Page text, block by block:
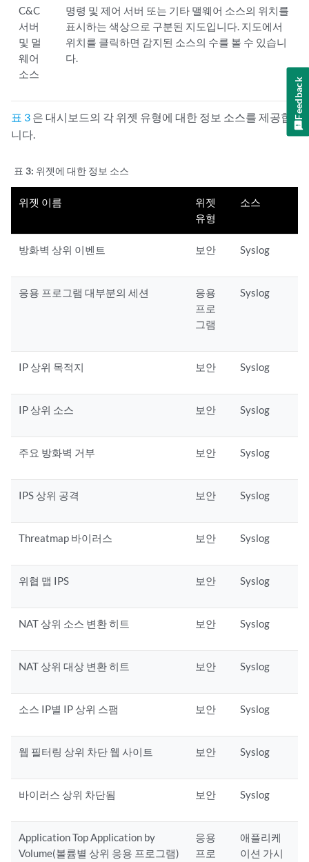
C&C
서버
및 멀
웨어
소스
명령 및 제어 서버 또는 기타 맬웨어 소스의 위치를
표시하는 색상으로 구분된 지도입니다. 지도에서
위치를 클릭하면 감지된 소스의 수를 볼 수 있습니
다.
표 3 은 대시보드의 각 위젯 유형에 대한 정보 소스를 제공합
니다.
표 3: 위젯에 대한 정보 소스
위젯 이름
위젯
유형
소스
방화벽 상위 이벤트 보안 Syslog
응용 프로그램 대부분의 세션
응용
프로
그램
Syslog
IP 상위 목적지 보안 Syslog
IP 상위 소스 보안 Syslog
주요 방화벽 거부 보안 Syslog
IPS 상위 공격 보안 Syslog
Threatmap 바이러스 보안 Syslog
위협 맵 IPS 보안 Syslog
NAT 상위 소스 변환 히트 보안 Syslog
NAT 상위 대상 변환 히트 보안 Syslog
소스 IP별 IP 상위 스팸 보안 Syslog
웹 필터링 상위 차단 웹 사이트 보안 Syslog
바이러스 상위 차단됨 보안 Syslog
Application Top Application by
Volume(볼륨별 상위 응용 프로그램)
응용
프로
애플리케
이션 가시
Feedback